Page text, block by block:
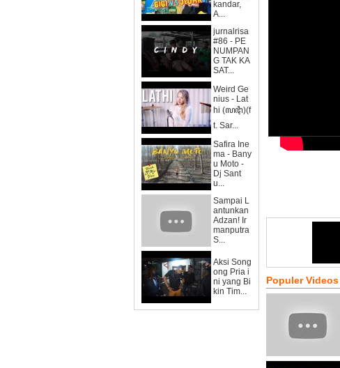
kandar,
A...
jurnalrisa
#86 - PE
NUMPAN
G TAK KA
SAT...
Weird Ge
nius - Lat
hi (ꦭꦛꦶ)(f
t. Sar...
Safira Ine
ma - Bany
u Moto -
Dj Sant
u...
Sampai L
antunkan
Adzan! Ir
manputra
S...
Aksi Song
ong Pria i
ni yang Bi
kin Tim...
Populer Videos